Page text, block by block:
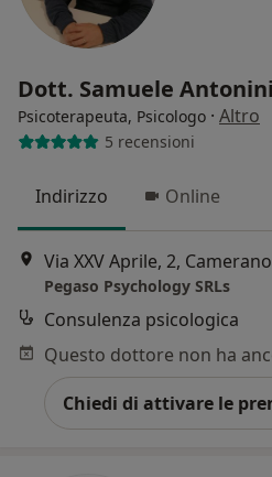
Dott. Samuele Antonini
Psicoterapeuta, Psicologo · Altro
5 recensioni
Indirizzo Online
Via XXV Aprile, 2, Camerano
Pegaso Psychology SRLs
Consulenza psicologica
Chiedi di attivare le